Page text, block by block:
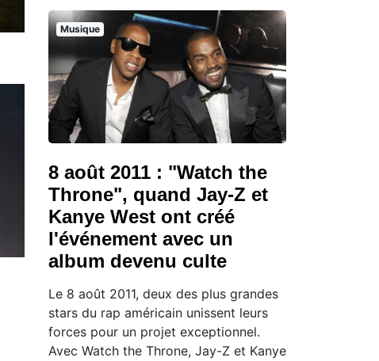
Musique
8 août 2011 : "Watch the
Throne", quand Jay-Z et
Kanye West ont créé
l'événement avec un
album devenu culte
Le 8 août 2011, deux des plus grandes
stars du rap américain unissent leurs
forces pour un projet exceptionnel.
Avec Watch the Throne, Jay-Z et Kanye